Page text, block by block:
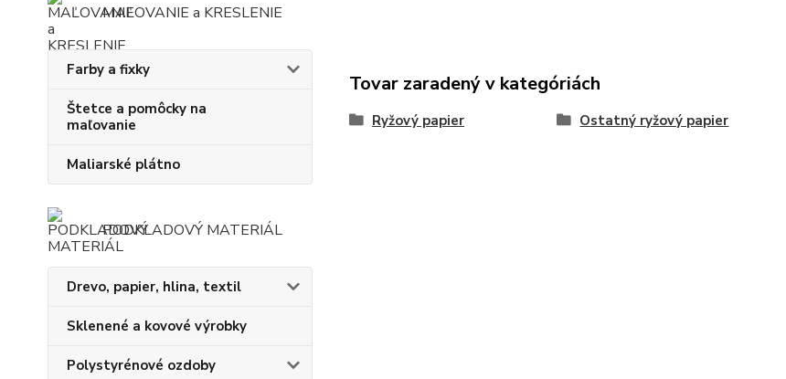
MAĽOVANIE a KRESLENIE
Farby a fixky
Štetce a pomôcky na
maľovanie
Maliarské plátno
PODKLADOVÝ MATERIÁL
Drevo, papier, hlina, textil
Sklenené a kovové výrobky
Polystyrénové ozdoby
Tovar zaradený v kategóriách
Ryžový papier Ostatný ryžový papier